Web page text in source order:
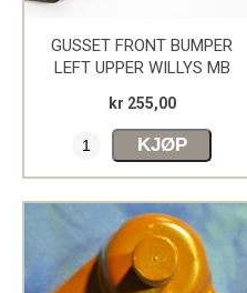
GUSSET FRONT BUMPER
LEFT UPPER WILLYS MB
kr 255,00
KJØP